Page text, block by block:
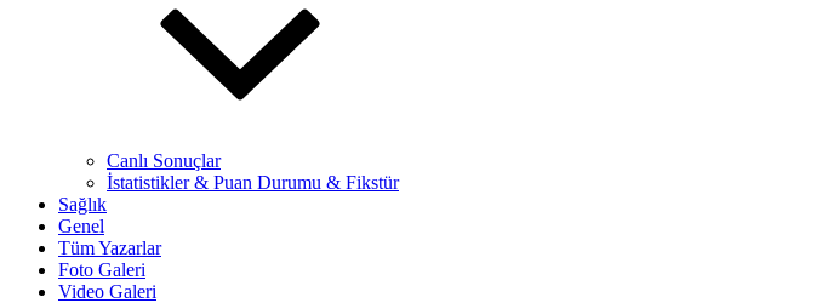
Canlı Sonuçlar
İstatistikler & Puan Durumu & Fikstür
Sağlık
Genel
Tüm Yazarlar
Foto Galeri
Video Galeri